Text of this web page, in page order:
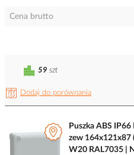
Cena brutto
Dodaj do porównania
59 szt
Puszka ABS
zew 164x121x87
W20 RAL7035 |